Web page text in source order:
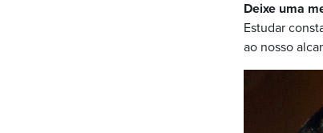
Deixe uma
Estudar
ao nosso